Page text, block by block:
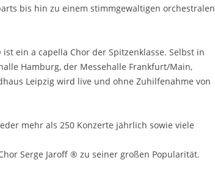
bis hin zu einem stimmgewaltigen orchestralen
ein a capella Chor der Spitzenklasse. Selbst in
Hamburg, der Messehalle Frankfurt/Main,
Leipzig wird live und ohne Zuhilfenahme von
mehr als 250 Konzerte jährlich sowie viele
Serge Jaroff ® zu seiner großen Popularität.